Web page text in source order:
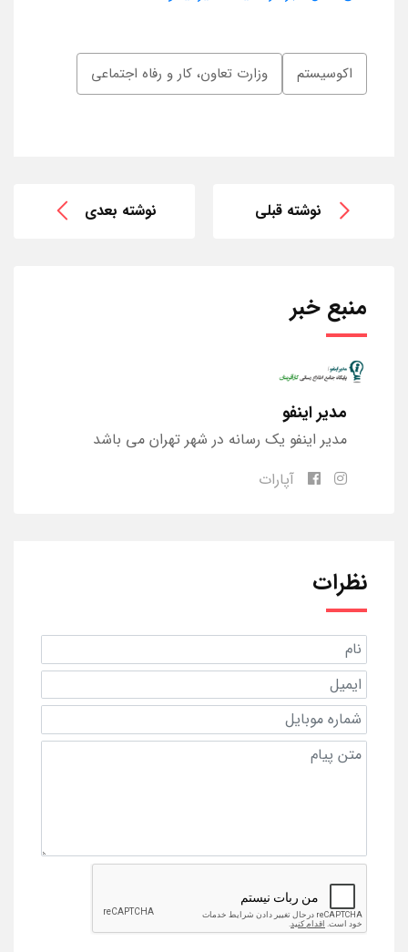
اکوسیستم وزارت تعاون، کار و رفاه اجتماعی
نوشته قبلی نوشته بعدی
منبع خبر
مدیر اینفو
مدیر اینفو یک رسانه در شهر تهران می باشد
آپارات
نظرات